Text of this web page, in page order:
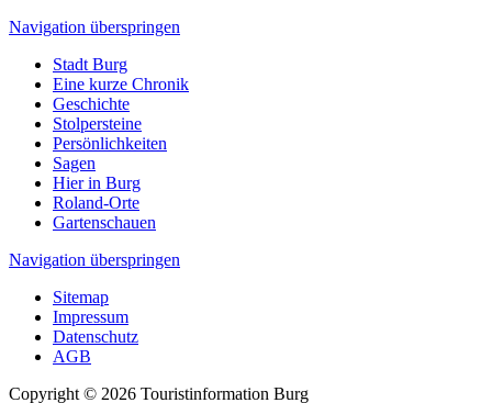
Navigation überspringen
Stadt Burg
Eine kurze Chronik
Geschichte
Stolpersteine
Persönlichkeiten
Sagen
Hier in Burg
Roland-Orte
Gartenschauen
Navigation überspringen
Sitemap
Impressum
Datenschutz
AGB
Copyright © 2026 Touristinformation Burg